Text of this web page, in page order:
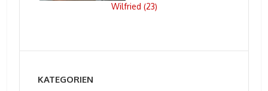
Wilfried (23)
KATEGORIEN